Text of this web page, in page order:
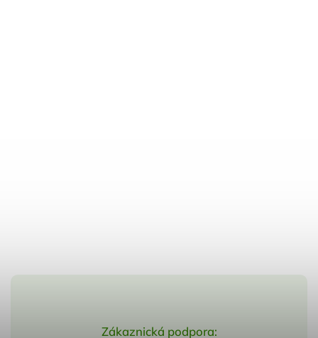
Zákaznická podpora: